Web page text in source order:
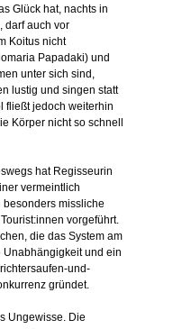
Glück hat, nachts in
darf auch vor
Koitus nicht
Papadaki) und
unter sich sind,
lustig und singen statt
fließt jedoch weiterhin
Körper nicht so schnell
hat Regisseurin
vermeintlich
missliche
vorgeführt.
die das System am
Unabhängigkeit und ein
und-
gründet.
Ungewisse. Die